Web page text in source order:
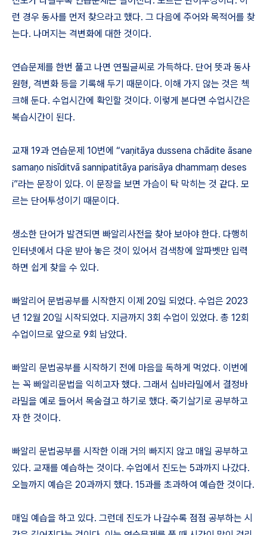
런 경우 동사를 먼저 찾으라고 했다. 그 다음에 주어와 목적어를 찾
는다. 나머지는 격변화에 대한 것이다.
연습문제를 한번 풀고 나면 연필글씨로 가득하다. 단어 뜻과 동사
원형, 격변화 등을 기록해 두기 때문이다. 이해 가지 않는 것은 첵
크해 둔다. 수업시간에 확인할 것이다. 이렇게 본다면 수업시간은
복습시간이 된다.
교재 19과 연습문제 10번에 “vaṇitāya dussena chādite āsane
samaṇo nisīditvā sannipatitāya parisāya dhammaṃ deses
i”라는 문장이 있다. 이 문장을 보면 가슴이 탁 막히는 것 같다. 모
르는 단어투성이기 때문이다.
생소한 단어가 발견되면 빠알리사전을 찾아 보아야 한다. 다행히
인터넷에서 다운 받아 놓은 것이 있어서 검색창에 알파벳만 입력
하면 쉽게 찾을 수 있다.
빠알리어 문법공부를 시작한지 이제 20일 되었다. 수업은 2023
년 12월 20일 시작되었다. 지금까지 3회 수업이 있었다. 총 12회
수업이므로 앞으로 9회 남았다.
빠알리 문법공부를 시작하기 전에 마음을 독하게 먹었다. 이번에
는 꼭 빠알리문법을 익히고자 했다. 그래서 십바라밀에서 결정바
라밀을 예로 들어서 목숨걸고 하기로 했다. 죽기살기로 공부하고
자 한 것이다.
빠알리 문법공부를 시작한 이래 거의 빠지지 않고 매일 공부하고
있다. 교재를 예습하는 것이다. 수업에서 진도는 5과까지 나갔다.
오늘까지 예습은 20과까지 했다. 15과를 초과하여 예습한 것이다.
매일 예습을 하고 있다. 그런데 진도가 나갈수록 점점 공부하는 시